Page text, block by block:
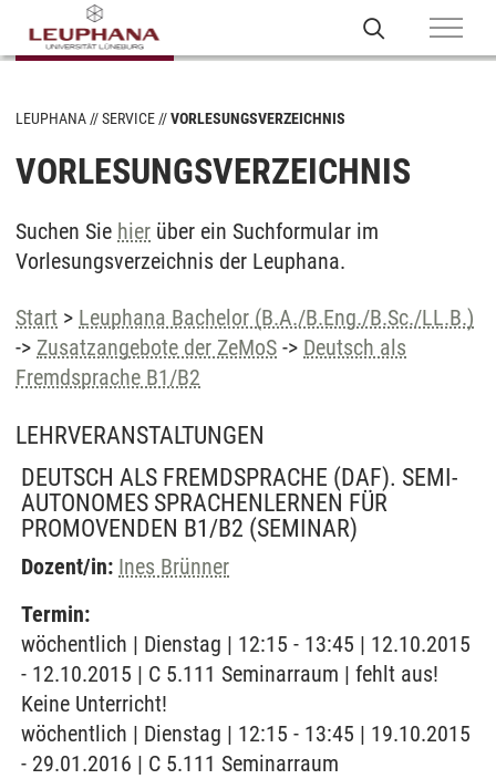
LEUPHANA SERVICE VORLESUNGSVERZEICHNIS
VORLESUNGSVERZEICHNIS
Suchen Sie hier über ein Suchformular im
Vorlesungsverzeichnis der Leuphana.
Start > Leuphana Bachelor (B.A./B.Eng./B.Sc./LL.B.)
-> Zusatzangebote der ZeMoS -> Deutsch als
Fremdsprache B1/B2
LEHRVERANSTALTUNGEN
DEUTSCH ALS FREMDSPRACHE (DAF). SEMI-
AUTONOMES SPRACHENLERNEN FÜR
PROMOVENDEN B1/B2 (SEMINAR)
Dozent/in: Ines Brünner
Termin:
wöchentlich | Dienstag | 12:15 - 13:45 | 12.10.2015
- 12.10.2015 | C 5.111 Seminarraum | fehlt aus!
Keine Unterricht!
wöchentlich | Dienstag | 12:15 - 13:45 | 19.10.2015
- 29.01.2016 | C 5.111 Seminarraum